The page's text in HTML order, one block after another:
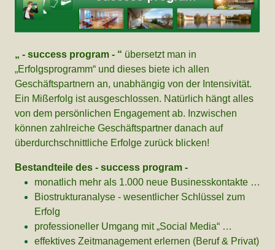
„ - success program - “ übersetzt man in
„Erfolgsprogramm“ und dieses biete ich allen
Geschäftspartnern an, unabhängig von der Intensivität.
Ein Mißerfolg ist ausgeschlossen. Natürlich hängt alles
von dem persönlichen Engagement ab. Inzwischen
können zahlreiche Geschäftspartner danach auf
überdurchschnittliche Erfolge zurück blicken!
Bestandteile des - success program -
monatlich mehr als 1.000 neue Businesskontakte …
Biostrukturanalyse - wesentlicher Schlüssel zum
Erfolg
professioneller Umgang mit „Social Media“ …
effektives Zeitmanagement erlernen (Beruf & Privat)